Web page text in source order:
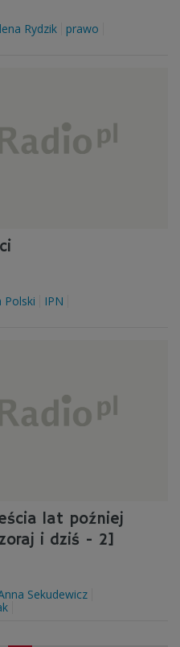
Rydzik
prawo
Polski
IPN
lat poźniej
i dziś - 2]
Sekudewicz